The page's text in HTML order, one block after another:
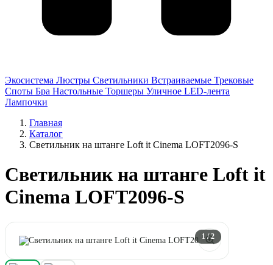
Экосистема Люстры Светильники Встраиваемые Трековые
Споты Бра Настольные Торшеры Уличное LED-лента
Лампочки
Главная
Каталог
Светильник на штанге Loft it Cinema LOFT2096-S
Светильник на штанге Loft it
Cinema LOFT2096-S
1/ 2